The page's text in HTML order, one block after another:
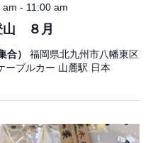
山 ８月
am - 11:00 am
合） 福岡県北九州市八幡東区
ーブルカー 山麓駅 日本